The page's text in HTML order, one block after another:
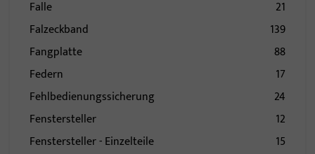
Falle
21
Falzeckband
139
Fangplatte
88
Federn
17
Fehlbedienungssicherung
24
Fenstersteller
12
Fenstersteller - Einzelteile
15